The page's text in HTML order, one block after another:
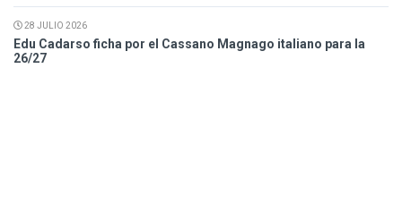
28 JULIO 2026
Edu Cadarso ficha por el Cassano Magnago italiano para la
26/27